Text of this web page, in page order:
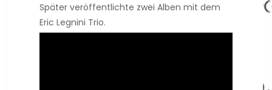
Später veröffentlichte zwei Alben mit dem
Eric Legnini Trio.